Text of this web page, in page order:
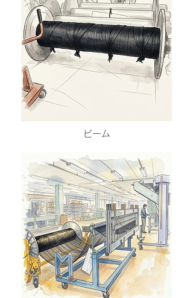
ビーム